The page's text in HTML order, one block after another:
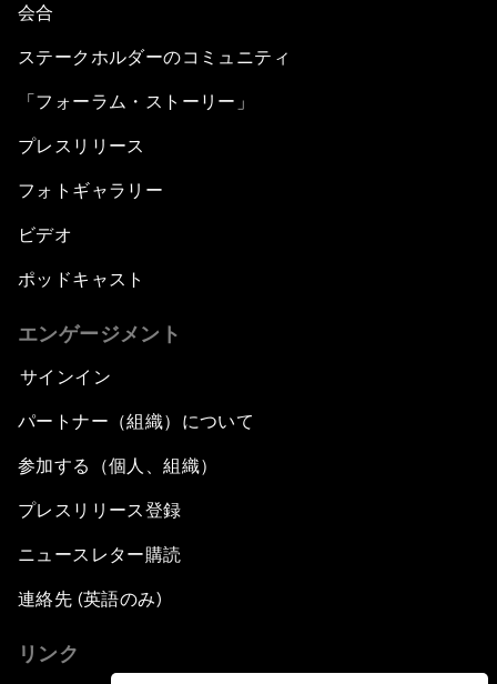
会合
ステークホルダーのコミュニティ
「フォーラム・ストーリー」
プレスリリース
フォトギャラリー
ビデオ
ポッドキャスト
エンゲージメント
サインイン
パートナー（組織）について
参加する（個人、組織）
プレスリリース登録
ニュースレター購読
連絡先 (英語のみ)
リンク